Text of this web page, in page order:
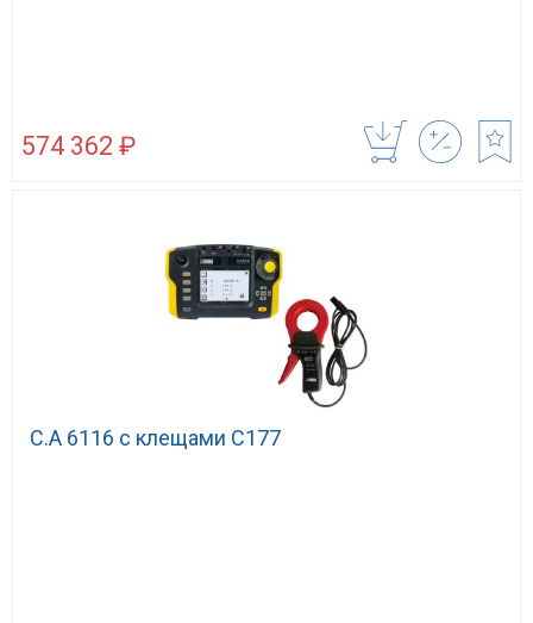
574 362 ₽
C.A 6116 с клещами С177